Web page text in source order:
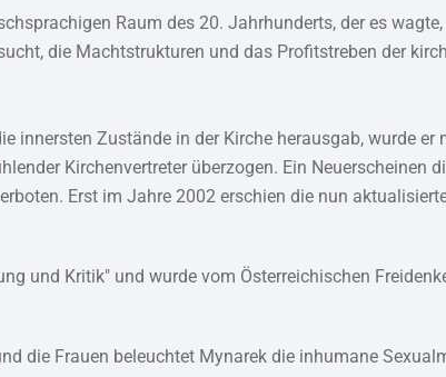
Raum des 20. Jahrhunderts, der es
die Machtstrukturen und das Profitstreben der
innersten Zustände in der Kirche herausgab, wurde er
Kirchenvertreter überzogen. Ein Neuerscheinen
Erst im Jahre 2002 erschien die nun
und Kritik" und wurde vom Österreichischen
die Frauen beleuchtet Mynarek die inhumane